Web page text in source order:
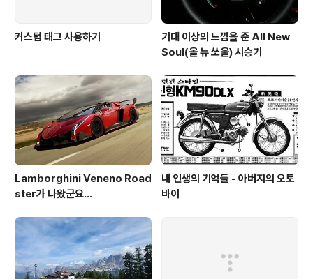
커스텀 태그 사용하기
기대 이상의 느낌을 준 All New
Soul(올 뉴 쏘울) 시승기
Lamborghini Veneno Road
ster가 나왔군요...
내 인생의 기억들 - 아버지의 오토
바이